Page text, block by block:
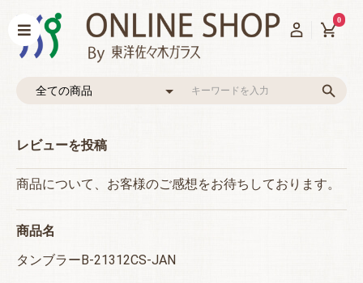
0
レビューを投稿
商品について、お客様のご感想をお待ちしております。
商品名
タンブラーB-21312CS-JAN